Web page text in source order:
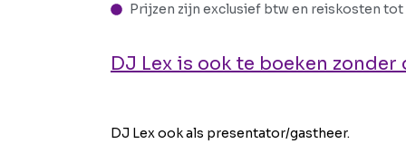
Prijzen zijn exclusief btw en reiskosten tot
DJ Lex is ook te boeken
DJ Lex ook als presentator/gastheer.